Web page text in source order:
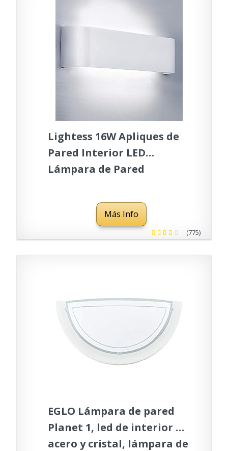
Lightess 16W Apliques de
Pared Interior LED
Lámpara de Pared
Aluminio IP44 Perfecto
para Salón Dormitorio
Sala Pasillo Escalera, 6000K
Más Info
(775)
EGLO Lámpara de pared
Planet 1, led de interior de
acero y cristal, lámpara de